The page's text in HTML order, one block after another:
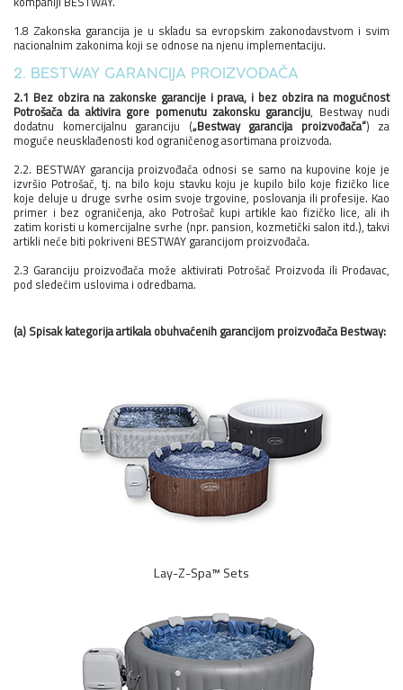
1.8 Zakonska garancija je u skladu sa evropskim zakonodavstvom i svim
nacionalnim zakonima koji se odnose na njenu implementaciju.
2. BESTWAY GARANCIJA PROIZVOĐAČA
2.1 Bez obzira na zakonske garancije i prava, i bez obzira na mogućnost
Potrošača da aktivira gore pomenutu zakonsku garanciju, Bestway nudi
dodatnu komercijalnu garanciju („Bestway garancija proizvođača“) za
moguće neusklađenosti kod ograničenog asortimana proizvoda.
2.2. BESTWAY garancija proizvođača odnosi se samo na kupovine koje je
izvršio Potrošač, tj. na bilo koju stavku koju je kupilo bilo koje fizičko lice
koje deluje u druge svrhe osim svoje trgovine, poslovanja ili profesije. Kao
primer i bez ograničenja, ako Potrošač kupi artikle kao fizičko lice, ali ih
zatim koristi u komercijalne svrhe (npr. pansion, kozmetički salon itd.), takvi
artikli neće biti pokriveni BESTWAY garancijom proizvođača.
2.3 Garanciju proizvođača može aktivirati Potrošač Proizvoda ili Prodavac,
pod sledećim uslovima i odredbama.
(a) Spisak kategorija artikala obuhvaćenih garancijom proizvođača Bestway:
Lay-Z-Spa™ Sets